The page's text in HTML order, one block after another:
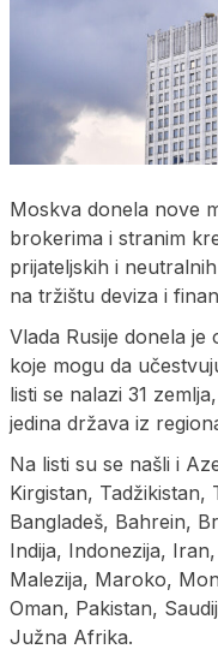
Moskva donela nove
brokerima i stranim
prijateljskih i
na tržištu deviza i
Vlada Rusije donela je
koje mogu da
listi se nalazi 31
jedina država iz
Na listi su se našli i
Kirgistan,
Bangladeš, Bahrein,
Indija, Indonezija,
Malezija, Maroko,
Oman, Pakistan,
Južna Afrika.